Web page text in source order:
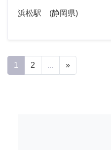
浜松駅 (静岡県)
1 2 ... »